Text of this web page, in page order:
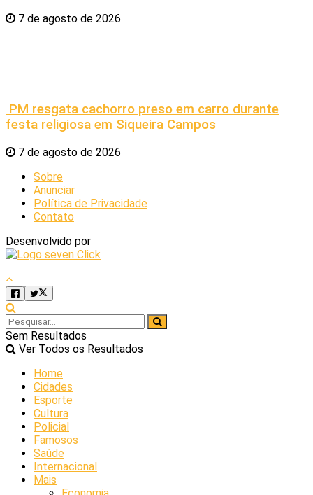
7 de agosto de 2026
PM resgata cachorro preso em carro durante
festa religiosa em Siqueira Campos
7 de agosto de 2026
Sobre
Anunciar
Política de Privacidade
Contato
Desenvolvido por
Sem Resultados
Ver Todos os Resultados
Home
Cidades
Esporte
Cultura
Policial
Famosos
Saúde
Internacional
Mais